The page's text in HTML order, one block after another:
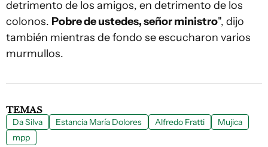
detrimento de los amigos, en detrimento de los
colonos. Pobre de ustedes, señor ministro", dijo
también mientras de fondo se escucharon varios
murmullos.
TEMAS
Da Silva Estancia María Dolores Alfredo Fratti
Mujica
mpp